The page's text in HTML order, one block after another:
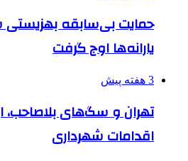
حمایت بی‌سابقه بهزیستی
یارانه‌ها اوج گرفت
3 هفته پیش
تهران و سگ‌های بلاصاحب،
اقدامات شهرداری